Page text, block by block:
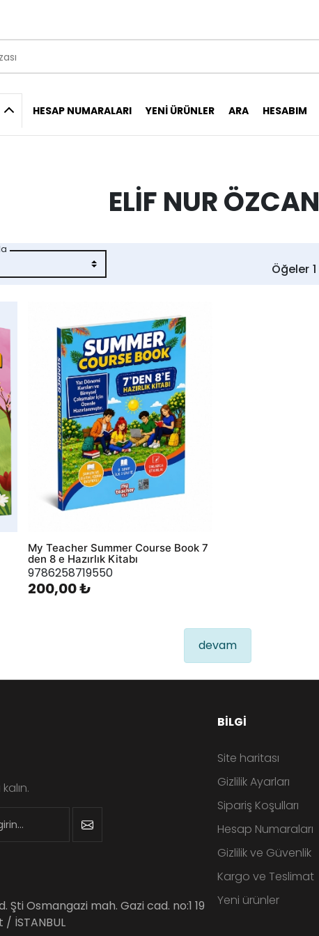
HESAP NUMARALARI YENI ÜRÜNLER ARA HESABIM
ELIF NUR ÖZCAN
Öğeler 1
AddToWishlist
My Teacher Summer Course Book 7
den 8 e Hazırlık Kitabı
9786258719550
200,00 ₺
devam
Şti Osmangazi mah. Gazi cad. no:1 19
İSTANBUL
BILGI
Site haritası
Gizlilik Ayarları
Sipariş Koşulları
Hesap Numaraları
Gizlilik ve Güvenlik
Kargo ve Teslimat
Yeni ürünler